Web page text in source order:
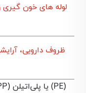
لوله های خون گیری
ظروف دارویی،